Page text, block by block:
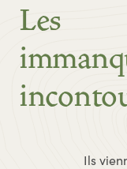
Les
Ils